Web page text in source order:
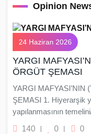
Opinion
24 Haziran 2026
YARGI
ÖRGÜT ŞEMASI
YARGI MAFYASI’NIN
ŞEMASI 1. Hiyerarşik
yapılanmasının
140
0 0